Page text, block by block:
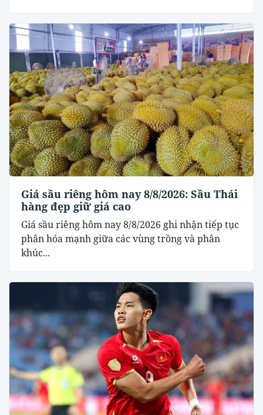
Giá sầu riêng hôm nay 8/8/2026: Sầu Thái
hàng đẹp giữ giá cao
Giá sầu riêng hôm nay 8/8/2026 ghi nhận tiếp tục
phân hóa mạnh giữa các vùng trồng và phân
khúc...